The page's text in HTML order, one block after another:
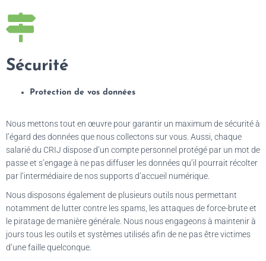
Sécurité
Protection de vos données
Nous mettons tout en œuvre pour garantir un maximum de sécurité à
l’égard des données que nous collectons sur vous. Aussi, chaque
salarié du CRIJ dispose d’un compte personnel protégé par un mot de
passe et s’engage à ne pas diffuser les données qu’il pourrait récolter
par l’intermédiaire de nos supports d’accueil numérique.
Nous disposons également de plusieurs outils nous permettant
notamment de lutter contre les spams, les attaques de force-brute et
le piratage de manière générale. Nous nous engageons à maintenir à
jours tous les outils et systèmes utilisés afin de ne pas être victimes
d’une faille quelconque.